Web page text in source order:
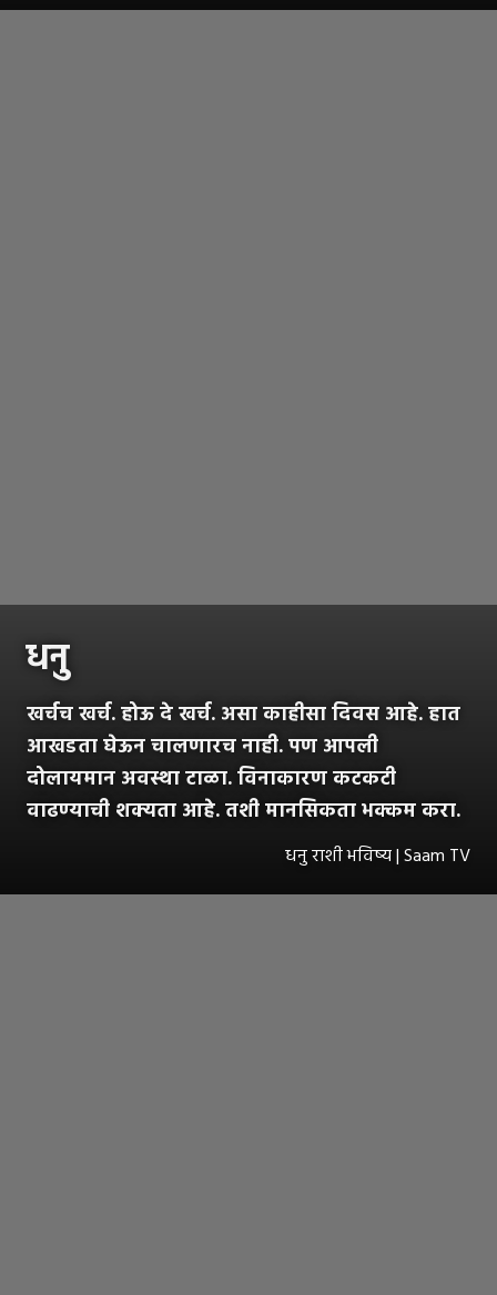
धनु
खर्चच खर्च. होऊ दे खर्च. असा काहीसा दिवस आहे. हात
आखडता घेऊन चालणारच नाही. पण आपली
दोलायमान अवस्था टाळा. विनाकारण कटकटी
वाढण्याची शक्यता आहे. तशी मानसिकता भक्कम करा.
धनु राशी भविष्य | Saam TV